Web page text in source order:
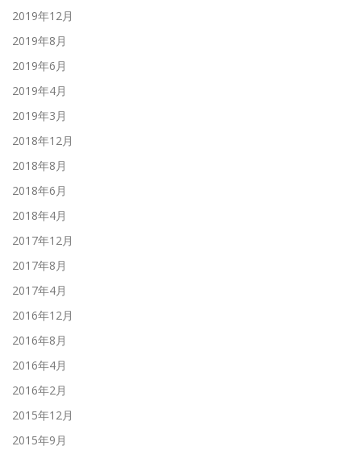
2019年12月
2019年8月
2019年6月
2019年4月
2019年3月
2018年12月
2018年8月
2018年6月
2018年4月
2017年12月
2017年8月
2017年4月
2016年12月
2016年8月
2016年4月
2016年2月
2015年12月
2015年9月